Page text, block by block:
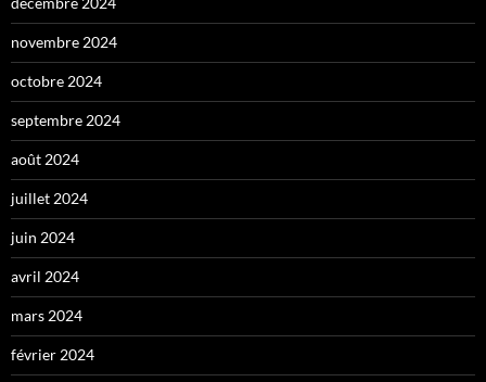
novembre 2024
octobre 2024
septembre 2024
août 2024
juillet 2024
juin 2024
avril 2024
mars 2024
février 2024